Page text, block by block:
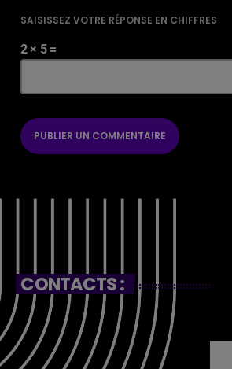
SAISISSEZ VOTRE RÉPONSE EN CHIFFRES
2 × 5 =
CONTACTS :